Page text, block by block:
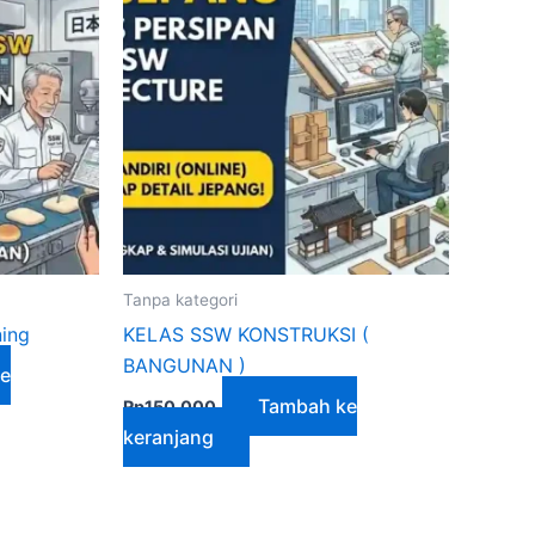
Tanpa kategori
KELAS SSW KONSTRUKSI (
BANGUNAN )
Rp150,000
Tambah ke
keranjang